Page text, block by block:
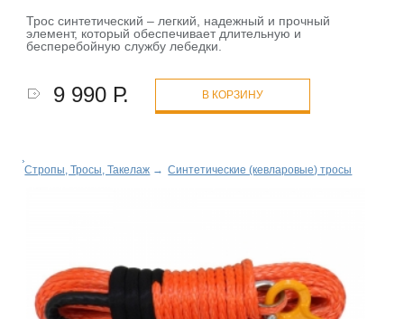
Трос синтетический – легкий, надежный и прочный
элемент, который обеспечивает длительную и
бесперебойную службу лебедки.
9 990 Р. В КОРЗИНУ
Стропы, Тросы, Такелаж → Синтетические (кевларовые) тросы